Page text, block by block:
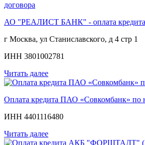
АО "РЕАЛИСТ БАНК" - оплата кредита
г Москва, ул Станиславского, д 4 стр 1
ИНН 3801002781
Читать далее
Оплата кредита ПАО «Совкомбанк» по
ИНН 4401116480
Читать далее